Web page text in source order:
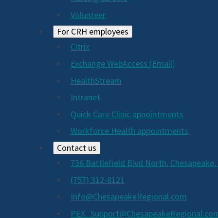
Volunteer
For CRH employees
Citrix
Exchange WebAccess (Email)
HealthStream
Intranet
Quick Care Clinic appointments
Workforce Health appointments
Contact us
736 Battlefield Blvd North, Chesapeake,
(757) 312-8121
Info@ChesapeakeRegional.com